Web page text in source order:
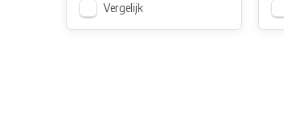
Vergelijk